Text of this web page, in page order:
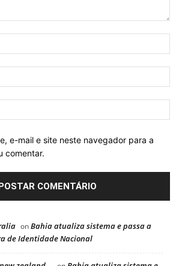
e-mail e site neste navegador para a
comentar.
onBahia atualiza sistema e passa a
de Identidade Nacional